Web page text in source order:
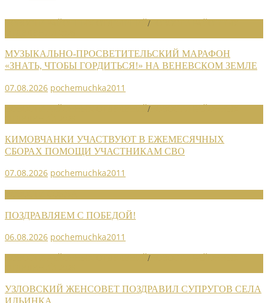
/
МУЗЫКАЛЬНО-ПРОСВЕТИТЕЛЬСКИЙ МАРАФОН
«ЗНАТЬ, ЧТОБЫ ГОРДИТЬСЯ!» НА ВЕНЕВСКОМ ЗЕМЛЕ
07.08.2026 pochemuchka2011
/
КИМОВЧАНКИ УЧАСТВУЮТ В ЕЖЕМЕСЯЧНЫХ
СБОРАХ ПОМОЩИ УЧАСТНИКАМ СВО
07.08.2026 pochemuchka2011
ПОЗДРАВЛЯЕМ С ПОБЕДОЙ!
06.08.2026 pochemuchka2011
/
УЗЛОВСКИЙ ЖЕНСОВЕТ ПОЗДРАВИЛ СУПРУГОВ СЕЛА
ИЛЬИНКА